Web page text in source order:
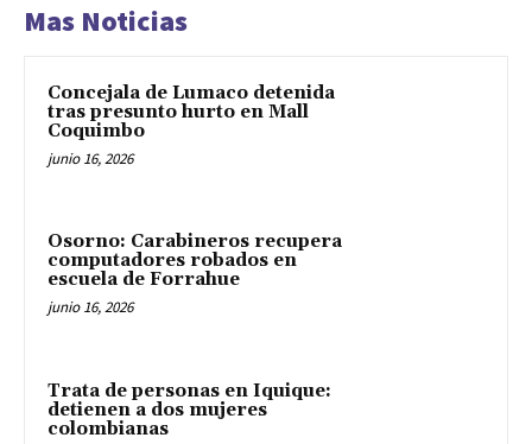
Mas Noticias
Concejala de Lumaco detenida
tras presunto hurto en Mall
Coquimbo
junio 16, 2026
Osorno: Carabineros recupera
computadores robados en
escuela de Forrahue
junio 16, 2026
Trata de personas en Iquique:
detienen a dos mujeres
colombianas